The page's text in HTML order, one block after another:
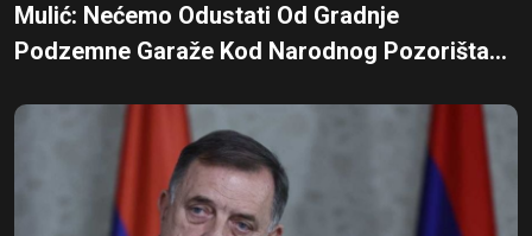
Mulić: Nećemo Odustati Od Gradnje
Podzemne Garaže Kod Narodnog Pozorišta...